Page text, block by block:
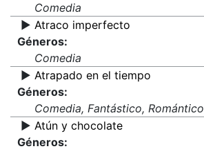
Comedia
▶️ Atraco imperfecto
Géneros:
Comedia
▶️ Atrapado en el tiempo
Géneros:
Comedia, Fantástico, Romántico
▶️ Atún y chocolate
Géneros: